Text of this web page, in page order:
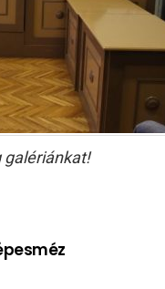
galériánkat!